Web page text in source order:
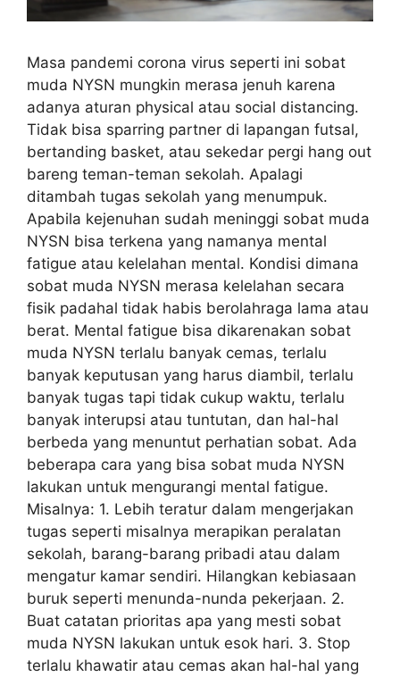
Masa pandemi corona virus seperti ini sobat
muda NYSN mungkin merasa jenuh karena
adanya aturan physical atau social distancing.
Tidak bisa sparring partner di lapangan futsal,
bertanding basket, atau sekedar pergi hang out
bareng teman-teman sekolah. Apalagi
ditambah tugas sekolah yang menumpuk.
Apabila kejenuhan sudah meninggi sobat muda
NYSN bisa terkena yang namanya mental
fatigue atau kelelahan mental. Kondisi dimana
sobat muda NYSN merasa kelelahan secara
fisik padahal tidak habis berolahraga lama atau
berat. Mental fatigue bisa dikarenakan sobat
muda NYSN terlalu banyak cemas, terlalu
banyak keputusan yang harus diambil, terlalu
banyak tugas tapi tidak cukup waktu, terlalu
banyak interupsi atau tuntutan, dan hal-hal
berbeda yang menuntut perhatian sobat. Ada
beberapa cara yang bisa sobat muda NYSN
lakukan untuk mengurangi mental fatigue.
Misalnya: 1. Lebih teratur dalam mengerjakan
tugas seperti misalnya merapikan peralatan
sekolah, barang-barang pribadi atau dalam
mengatur kamar sendiri. Hilangkan kebiasaan
buruk seperti menunda-nunda pekerjaan. 2.
Buat catatan prioritas apa yang mesti sobat
muda NYSN lakukan untuk esok hari. 3. Stop
terlalu khawatir atau cemas akan hal-hal yang